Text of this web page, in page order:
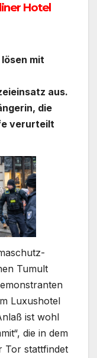
Hotel
mit
aus.
die
verurteilt
Tumult
Luxushotel
ist wohl
die in dem
Tor stattfindet